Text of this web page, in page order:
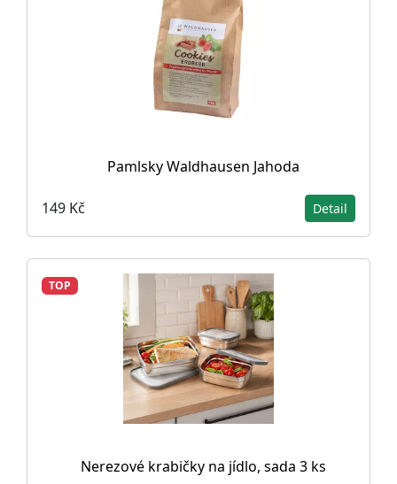
Pamlsky Waldhausen Jahoda
149 Kč Detail
TOP
Nerezové krabičky na jídlo, sada 3 ks